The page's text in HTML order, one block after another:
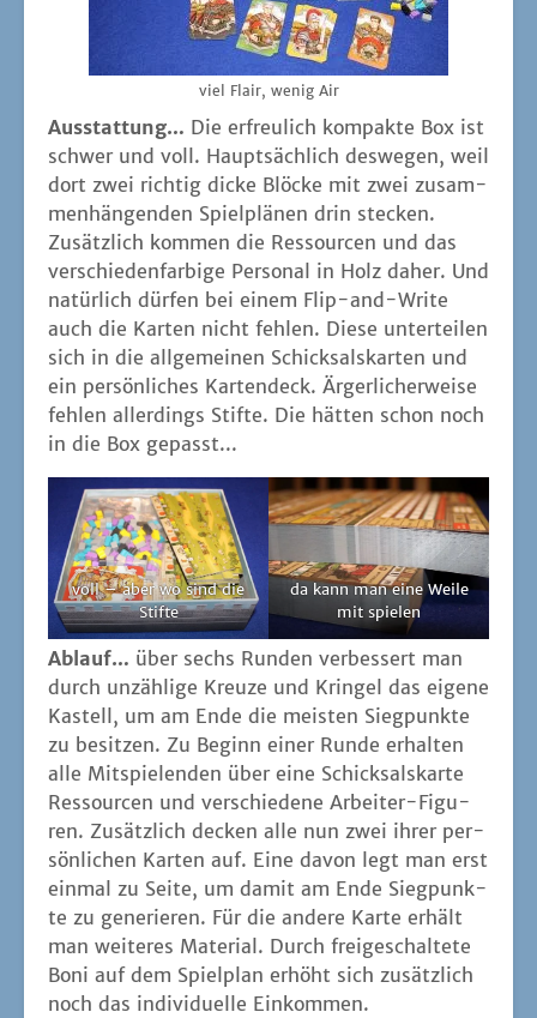
viel Flair, wenig Air
Aus­stat­tung… Die erfreu­lich kom­pak­te Box ist
schwer und voll. Haupt­säch­lich des­we­gen, weil
dort zwei rich­tig dicke Blö­cke mit zwei zusam­
men­hän­gen­den Spiel­plä­nen drin ste­cken.
Zusätz­lich kom­men die Res­sour­cen und das
ver­schie­den­far­bi­ge Per­so­nal in Holz daher. Und
natür­lich dür­fen bei einem Flip-and-Wri­te
auch die Kar­ten nicht feh­len. Die­se unter­tei­len
sich in die all­ge­mei­nen Schick­sals­kar­ten und
ein per­sön­li­ches Kar­ten­deck. Ärger­li­cher­wei­se
feh­len aller­dings Stif­te. Die hät­ten schon noch
in die Box gepasst...
voll – aber wo sind die
Stifte
da kann man eine Wei­le
mit spielen
Ablauf… über sechs Run­den ver­bes­sert man
durch unzäh­li­ge Kreu­ze und Krin­gel das eige­ne
Kas­tell, um am Ende die meis­ten Sieg­punk­te
zu besit­zen. Zu Beginn einer Run­de erhal­ten
alle Mit­spie­len­den über eine Schick­sals­kar­te
Res­sour­cen und ver­schie­de­ne Arbei­ter-Figu­
ren. Zusätz­lich decken alle nun zwei ihrer per­
sön­li­chen Kar­ten auf. Eine davon legt man erst
ein­mal zu Sei­te, um damit am Ende Sieg­punk­
te zu gene­rie­ren. Für die ande­re Kar­te erhält
man wei­te­res Mate­ri­al. Durch frei­ge­schal­te­te
Boni auf dem Spiel­plan erhöht sich zusätz­lich
noch das indi­vi­du­el­le Einkommen.